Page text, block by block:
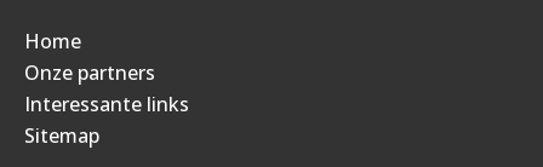
Home
Onze partners
Interessante links
Sitemap